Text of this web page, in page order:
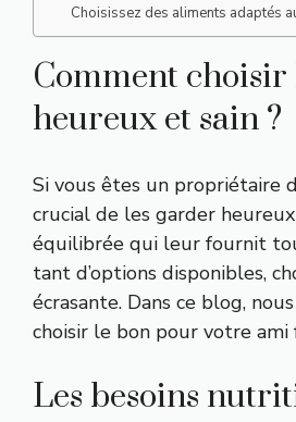
Choisissez des aliments adaptés
Comment
heureux et sain ?
Si vous êtes un propriétaire
crucial de les garder
équilibrée qui leur fournit
tant d’options disponibles,
écrasante. Dans ce blog,
choisir le bon pour votre ami
Les besoins